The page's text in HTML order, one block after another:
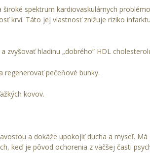
široké spektrum kardiovaskulárnych
krvi. Táto jej vlastnosť znižuje riziko
zvyšovať hladinu „dobrého“ HDL
regenerovať pečeňové bunky.
kovov.
a dokáže upokojiť ducha a myseľ. Má
keď je pôvod ochorenia z väčšej časti